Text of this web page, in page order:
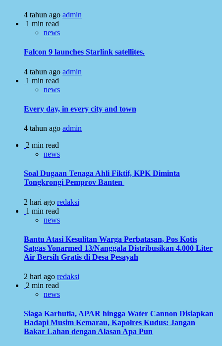
4 tahun ago admin
1 min read
news
Falcon 9 launches Starlink satellites.
4 tahun ago admin
1 min read
news
Every day, in every city and town
4 tahun ago admin
2 min read
news
Soal Dugaan Tenaga Ahli Fiktif, KPK Diminta
Tongkrongi Pemprov Banten
2 hari ago redaksi
1 min read
news
Bantu Atasi Kesulitan Warga Perbatasan, Pos Kotis
Satgas Yonarmed 13/Nanggala Distribusikan 4.000 Liter
Air Bersih Gratis di Desa Pesayah
2 hari ago redaksi
2 min read
news
Siaga Karhutla, APAR hingga Water Cannon Disiapkan
Hadapi Musim Kemarau, Kapolres Kudus: Jangan
Bakar Lahan dengan Alasan Apa Pun